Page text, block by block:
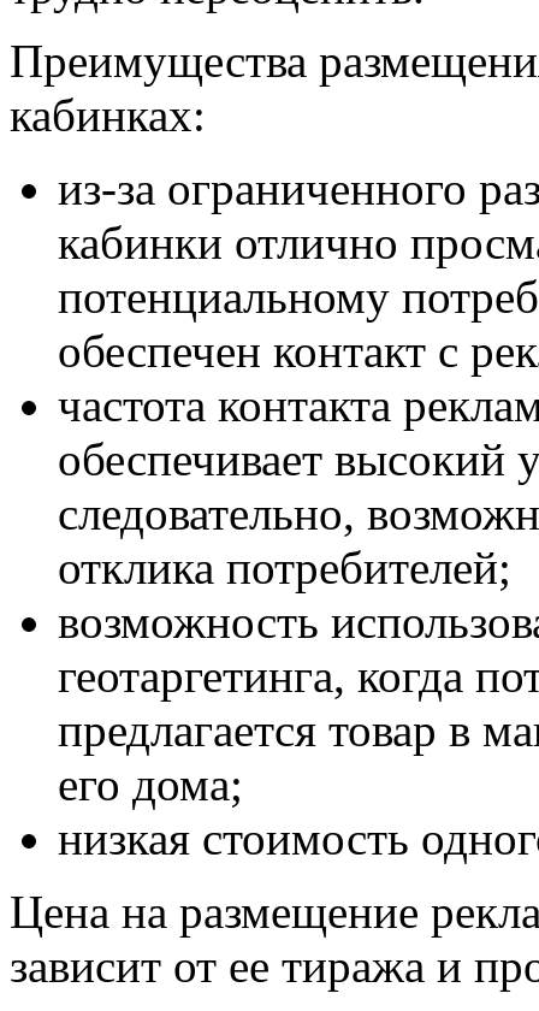
Преимущества
кабинках:
из-за ограниченного
кабинки отлично
потенциальному
обеспечен контакт с
частота контакта
обеспечивает высокий
следовательно,
отклика потребителей;
возможность
геотаргетинга, когда
предлагается товар в
его дома;
низкая стоимость
Цена на размещение
зависит от ее тиража и